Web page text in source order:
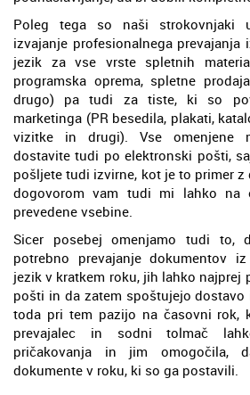
Poleg tega so naši strokovnjaki
izvajanje profesionalnega
jezik za vse vrste spletnih
programska oprema, spletne
drugo) pa tudi za tiste, ki so
marketinga (PR besedila, plakati,
vizitke in drugi). Vse omenjene
dostavite tudi po elektronski pošti,
pošljete tudi izvirne, kot je to primer
dogovorom vam tudi mi lahko na
prevedene vsebine.
Sicer posebej omenjamo tudi to,
potrebno prevajanje dokumentov
jezik v kratkem roku, jih lahko najprej
pošti in da zatem spoštujejo
toda pri tem pazijo na časovni rok,
prevajalec in sodni tolmač
pričakovanja in jim omogočila,
dokumente v roku, ki so ga postavili.